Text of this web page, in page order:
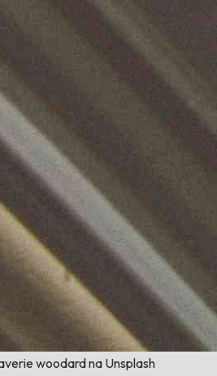
woodard na Unsplash